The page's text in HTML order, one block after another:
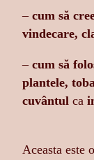
– cum să
vindecare,
– cum să
plantele,
cuvântul ca
Aceasta este o